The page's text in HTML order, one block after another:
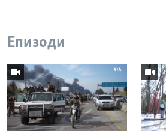
Епизоди